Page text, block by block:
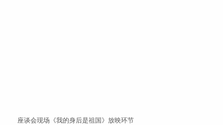
座谈会现场《我的身后是祖国》放映环节